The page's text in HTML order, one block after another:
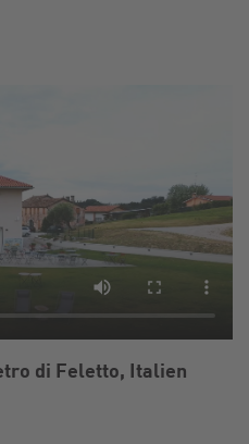
di Feletto, Italien